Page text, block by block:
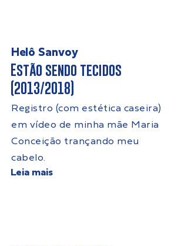
Helô Sanvoy
Estão sendo tecidos
(2013/2018)
Registro (com estética caseira)
em vídeo de minha mãe Maria
Conceição trançando meu
cabelo.
Leia mais